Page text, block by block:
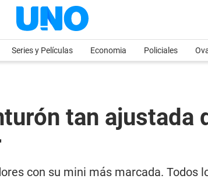
Series y Películas Economia Policiales
tan ajustada
con su mini más marcada. Todos